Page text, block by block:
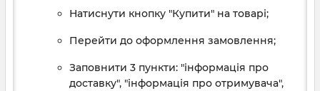
Натиснути кнопку "Купити" на товарі;
Перейти до оформлення замовлення;
Заповнити 3 пункти: "інформація про
доставку", "інформація про отримувача",